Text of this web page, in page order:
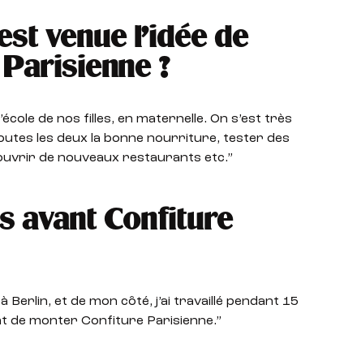
venue l’idée de
?
de nos filles, en maternelle. On s’est très
les deux la bonne nourriture, tester des
de nouveaux restaurants etc.”
avant Confiture
et de mon côté, j’ai travaillé pendant 15
de monter Confiture Parisienne.”